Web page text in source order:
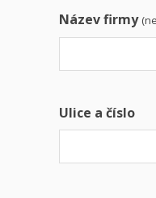
Název firmy
Ulice a číslo